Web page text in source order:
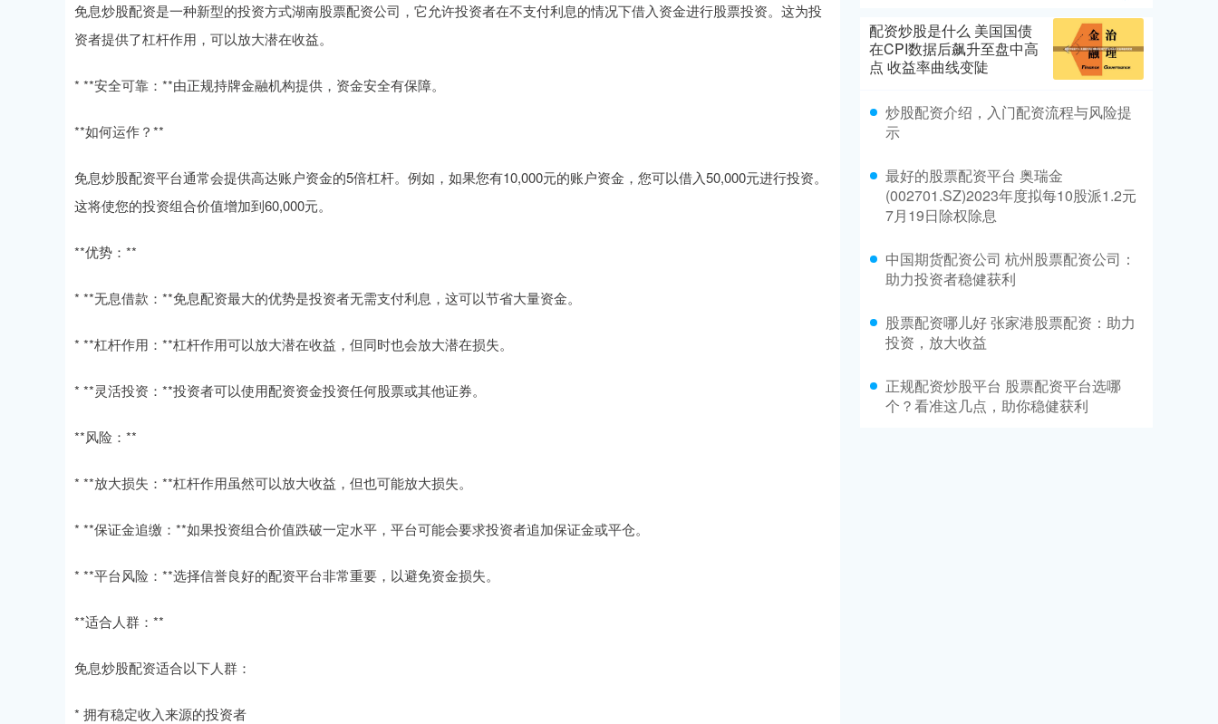
免息炒股配资是一种新型的投资方式湖南股票配资公司，它允许投资者在不支付利息的情况下借入资金进行股票投资。这为投
资者提供了杠杆作用，可以放大潜在收益。
* **安全可靠：**由正规持牌金融机构提供，资金安全有保障。
**如何运作？**
免息炒股配资平台通常会提供高达账户资金的5倍杠杆。例如，如果您有10,000元的账户资金，您可以借入50,000元进行投资。
这将使您的投资组合价值增加到60,000元。
**优势：**
* **无息借款：**免息配资最大的优势是投资者无需支付利息，这可以节省大量资金。
* **杠杆作用：**杠杆作用可以放大潜在收益，但同时也会放大潜在损失。
* **灵活投资：**投资者可以使用配资资金投资任何股票或其他证券。
**风险：**
* **放大损失：**杠杆作用虽然可以放大收益，但也可能放大损失。
* **保证金追缴：**如果投资组合价值跌破一定水平，平台可能会要求投资者追加保证金或平仓。
* **平台风险：**选择信誉良好的配资平台非常重要，以避免资金损失。
**适合人群：**
免息炒股配资适合以下人群：
* 拥有稳定收入来源的投资者
配资炒股是什么 美国国债
在CPI数据后飙升至盘中高
点 收益率曲线变陡
炒股配资介绍，入门配资流程与风险提
示
最好的股票配资平台 奥瑞金
(002701.SZ)2023年度拟每10股派1.2元
7月19日除权除息
中国期货配资公司 杭州股票配资公司：
助力投资者稳健获利
股票配资哪儿好 张家港股票配资：助力
投资，放大收益
正规配资炒股平台 股票配资平台选哪
个？看准这几点，助你稳健获利